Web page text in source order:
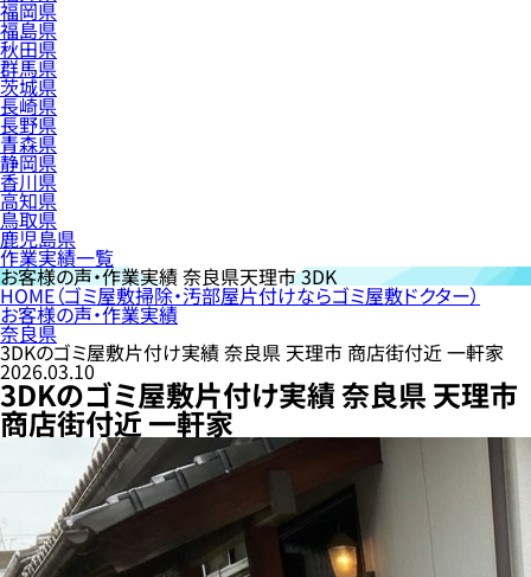
福岡県
福島県
秋田県
群馬県
茨城県
長崎県
長野県
青森県
静岡県
香川県
高知県
鳥取県
鹿児島県
作業実績一覧
お客様の声・作業実績奈良県天理市 3DK
HOME（ゴミ屋敷掃除・汚部屋片付けならゴミ屋敷ドクター）
お客様の声・作業実績
奈良県
3DKのゴミ屋敷片付け実績 奈良県 天理市 商店街付近 一軒家
2026.03.10
3DKのゴミ屋敷片付け実績 奈良県 天理市
商店街付近 一軒家